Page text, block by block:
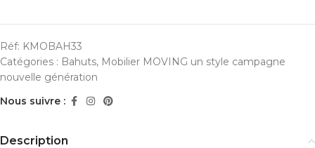
Réf: KMOBAH33
Catégories : Bahuts, Mobilier MOVING un style campagne
nouvelle génération
Nous suivre :
Description